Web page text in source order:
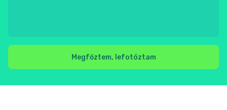
Megfőztem, lefotóztam